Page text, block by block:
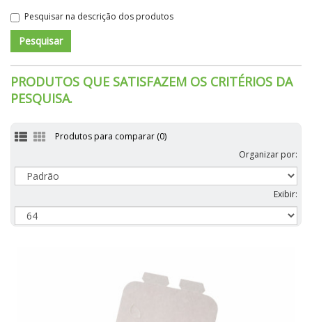
Pesquisar na descrição dos produtos
PRODUTOS QUE SATISFAZEM OS CRITÉRIOS DA
PESQUISA.
Produtos para comparar (0)
Organizar por:
Exibir: